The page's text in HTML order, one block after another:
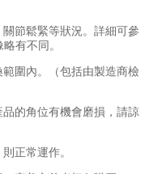
節鬆緊等狀況。詳細可參
有不同。
圍內。（包括由製造商檢
的角位有機會磨損，請諒
正常運作。